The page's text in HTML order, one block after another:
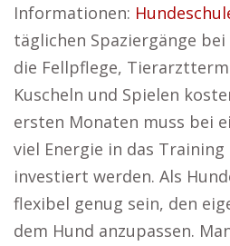
Informationen:
täglichen Spaziergänge
die Fellpflege,
Kuscheln und Spielen
ersten Monaten muss bei
viel Energie in das
investiert werden. Als
flexibel genug sein, den
dem Hund anzupassen.